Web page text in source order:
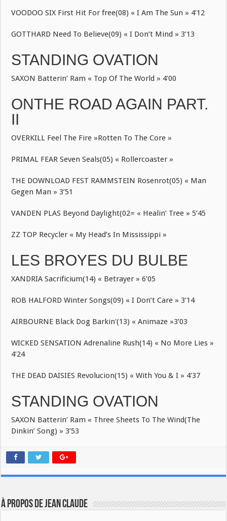
VOODOO SIX First Hit For free(08) « I Am The Sun » 4’12
GOTTHARD Need To Believe(09) « I Don’t Mind » 3’13
STANDING OVATION
SAXON Batterin’ Ram « Top Of The World » 4’00
ONTHE ROAD AGAIN PART.
II
OVERKILL Feel The Fire »Rotten To The Core »
PRIMAL FEAR Seven Seals(05) « Rollercoaster »
THE DOWNLOAD FEST RAMMSTEIN Rosenrot(05) « Man
Gegen Man » 3’51
VANDEN PLAS Beyond Daylight(02= « Healin’ Tree » 5’45
ZZ TOP Recycler « My Head’s In Mississippi »
LES BROYES DU BULBE
XANDRIA Sacrificium(14) « Betrayer » 6’05
ROB HALFORD Winter Songs(09) « I Don’t Care » 3’14
AIRBOURNE Black Dog Barkin'(13) « Animaze »3’03
WICKED SENSATION Adrenaline Rush(14) « No More Lies »
4’24
THE DEAD DAISIES Revolucion(15) « With You & I » 4’37
STANDING OVATION
SAXON Batterin’ Ram « Three Sheets To The Wind(The
Dinkin’ Song) » 3’53
À propos de JEAN CLAUDE